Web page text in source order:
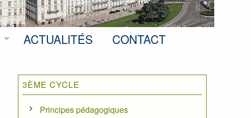
ACTUALITÉS CONTACT
3ÈME CYCLE
Principes pédagogiques